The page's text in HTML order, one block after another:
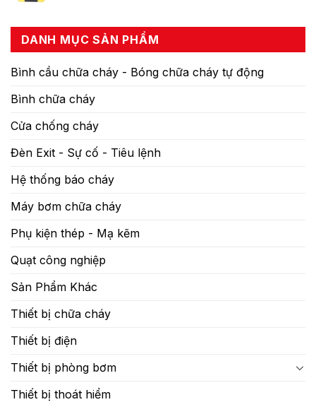
DANH MỤC SẢN PHẨM
Bình cầu chữa cháy - Bóng chữa cháy tự động
Bình chữa cháy
Cửa chống cháy
Đèn Exit - Sự cố - Tiêu lệnh
Hệ thống báo cháy
Máy bơm chữa cháy
Phụ kiện thép - Mạ kẽm
Quạt công nghiệp
Sản Phẩm Khác
Thiết bị chữa cháy
Thiết bị điện
Thiết bị phòng bơm
Thiết bị thoát hiểm